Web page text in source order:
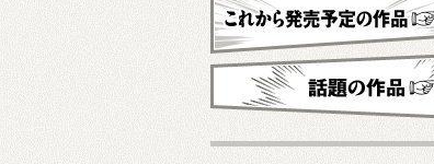
これから発売予定